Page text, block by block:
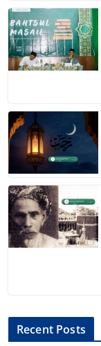
Recent Posts